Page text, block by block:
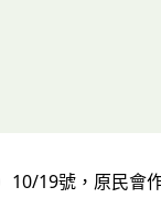
10/19號，原民會